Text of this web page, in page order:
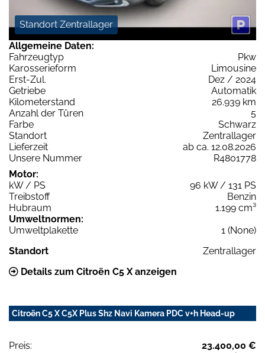
Standort Zentrallager
Allgemeine Daten:
Fahrzeugtyp
Pkw
Karosserieform
Limousine
Erst-Zul.
Dez / 2024
Getriebe
Automatik
Kilometerstand
26.939 km
Anzahl der Türen
5
Farbe
Schwarz
Standort
Zentrallager
Lieferzeit
ab ca. 12.08.2026
Unsere Nummer
R4801778
Motor:
kW / PS
96 kW / 131 PS
Treibstoff
Benzin
Hubraum
1.199 cm³
Umweltnormen:
Umweltplakette
1 (None)
Standort
Zentrallager
Details zum Citroën C5 X anzeigen
Citroën C5 X C5X Plus Shz Navi Kamera PDC v+h Head-up
Preis:
23.400,00 €